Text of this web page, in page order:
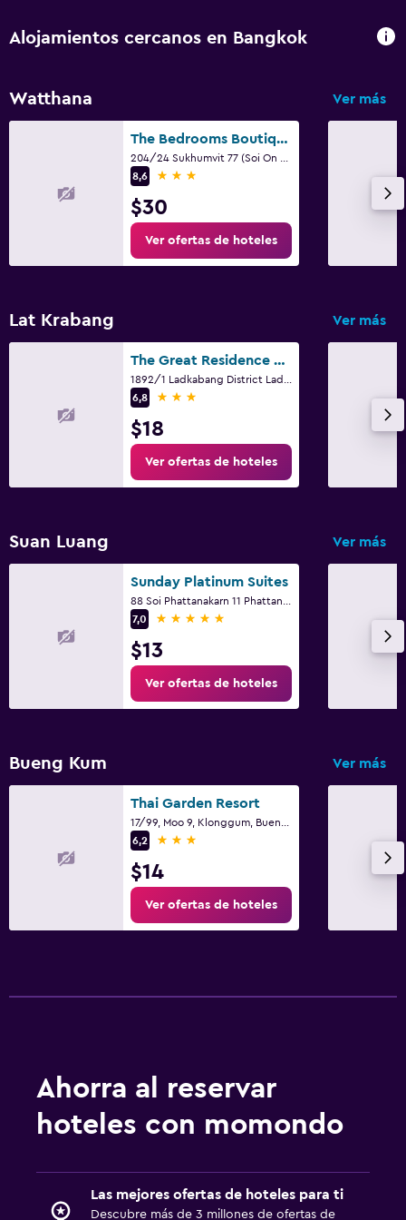
Piscina al aire libre
Escritorio
Alojamientos cercanos en Bangkok
Watthana Ver más
The Bedrooms Boutique Hotel Bangkok
8,6
3 estrellas
$30
Ver ofertas de hoteles
Lat Krabang Ver más
The Great Residence Suvarnabhumi Airport
6,8
3 estrellas
$18
Ver ofertas de hoteles
Suan Luang Ver más
Sunday Platinum Suites
7,0
5 estrellas
$13
Ver ofertas de hoteles
Bueng Kum Ver más
Thai Garden Resort
6,2
3 estrellas
$14
Ver ofertas de hoteles
Ahorra al reservar
hoteles con momondo
Las mejores ofertas de hoteles para ti
Descubre más de 3 millones de ofertas de